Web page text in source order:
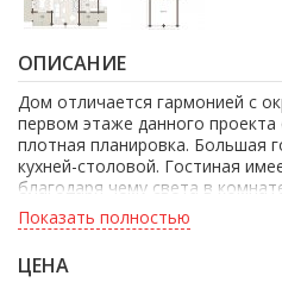
ОПИСАНИЕ
Дом отличается гармонией с
первом этаже данного
плотная планировка. Большая
кухней-столовой. Гостиная
благодаря чему света в
всего 4 спальни, одна из
предусмотрено место для
Показать полностью
ЦЕНА